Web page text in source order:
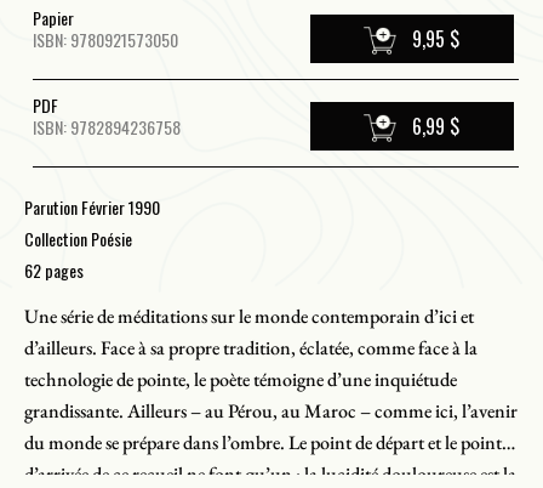
Papier
ISBN: 9780921573050
9,95 $
PDF
ISBN: 9782894236758
6,99 $
Parution Février 1990
Collection Poésie
62 pages
Une série de méditations sur le monde contemporain d’ici et
d’ailleurs. Face à sa propre tradition, éclatée, comme face à la
technologie de pointe, le poète témoigne d’une inquiétude
grandissante. Ailleurs – au Pérou, au Maroc – comme ici, l’avenir
du monde se prépare dans l’ombre. Le point de départ et le point
d’arrivée de ce recueil ne font qu’un : la lucidité douloureuse est la